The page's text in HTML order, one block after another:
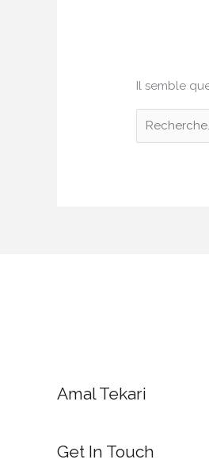
Il semble
Rechercher :
Amal Tekari
Get In Touch